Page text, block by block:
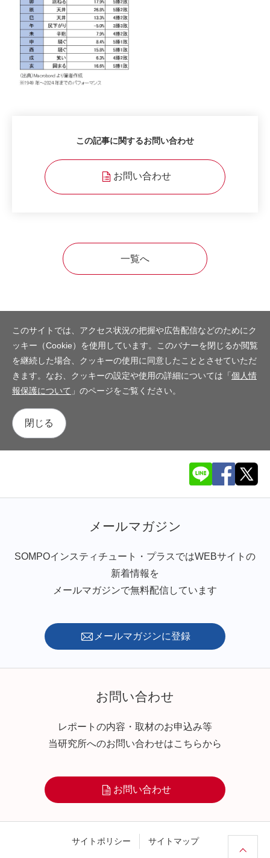
この記事に関するお問い合わせ
お問い合わせ
一覧へ
このサイトでは、アクセス状況の把握や広告配信などのためにク
ッキー（Cookie）を使用しています。このバナーを閉じるか閲覧
を継続した場合、クッキーの使用に同意したこととさせていただ
きます。なお、クッキーの設定や使用の詳細については「 個人情
報保護について 」のページをご覧ください。
閉じる
メールマガジン
SOMPOインスティチュート・プラスではWEBサイトの
新着情報を
メールマガジンで無料配信しています
メールマガジンに登録
お問い合わせ
レポートの内容・取材のお申込み等
当研究所へのお問い合わせはこちらから
お問い合わせ
サイトポリシー サイトマップ